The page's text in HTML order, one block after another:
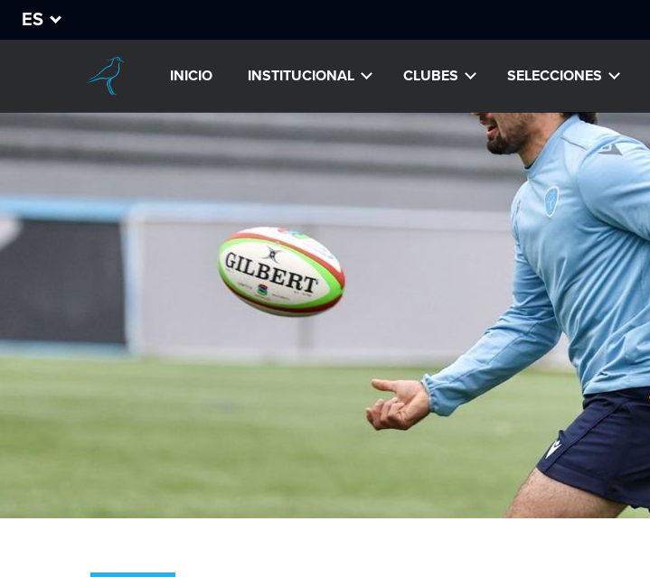
ES
INICIO INSTITUCIONAL CLUBES SELECCIONES